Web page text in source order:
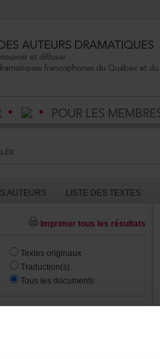
LISTEDESTEXTES
Imprimertouslesrésultats
Textesoriginaux
Traduction(s)
Touslesdocuments